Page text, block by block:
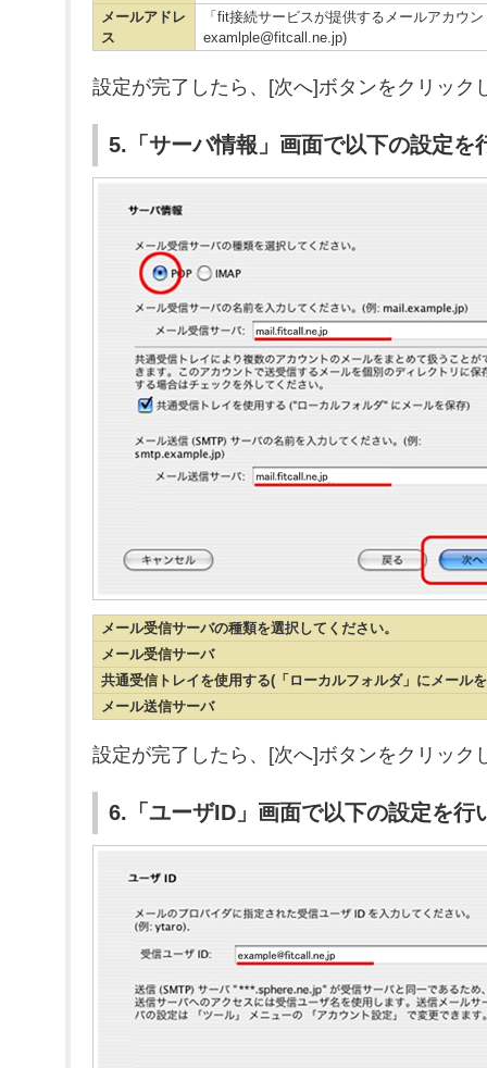
メールアドレ
ス
「fit接続サービスが提供するメールアカウ
examlple@fitcall.ne.jp)
設定が完了したら、[次へ]ボタンをクリック
5.「サーバ情報」画面で以下の設定を
メール受信サーバの種類を選択してください。
メール受信サーバ
共通受信トレイを使用する(「ローカルフォルダ」にメール
メール送信サーバ
設定が完了したら、[次へ]ボタンをクリック
6.「ユーザID」画面で以下の設定を行